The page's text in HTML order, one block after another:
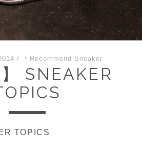
/ ＊Recommend Sneaker
SNEAKER
TOPICS